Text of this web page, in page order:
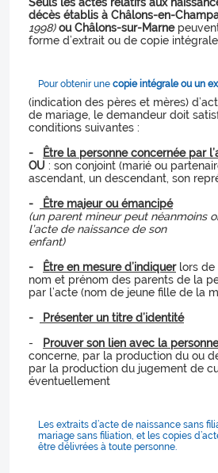
décès établis à Châlons-en-
1998) ou Châlons-sur-Marne
forme d’extrait ou de copie
Pour obtenir une copie intégrale ou un
(indication des pères et mères)
de mariage, le demandeur doit
conditions suivantes :
- Être la personne concernée par
OU : son conjoint (marié ou
ascendant, un descendant, son
-
Être majeur ou émancipé
(un parent mineur peut néanmoins
l’acte de naissance de son
enfant)
- Être en mesure d’indiquerlors de
nom et prénom des parents de la
par l’acte (nom de jeune fille de la
-
Présenter un titre d’identité
- Prouver son lien avec la personne
concerne, par la production du ou
par la production du jugement de
éventuellement
Les extraits d’acte de naissance sans
mariage sans filiation, et les copies
être délivrées à toute personne.